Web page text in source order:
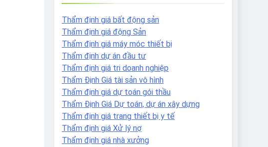
Thẩm định giá bất động sản
Thẩm định giá động Sản
Thẩm định giá máy móc thiết bị
Thẩm định dự án đầu tư
Thẩm định giá tri doanh nghiệp
Thẩm Định Giá tài sản vô hình
Thẩm định giá dự toán gói thầu
Thẩm Định Giá Dự toán, dự án xây dựng
Thẩm định giá trang thiết bị y tế
Thẩm định giá Xử lý nợ
Thẩm định giá nhà xưởng